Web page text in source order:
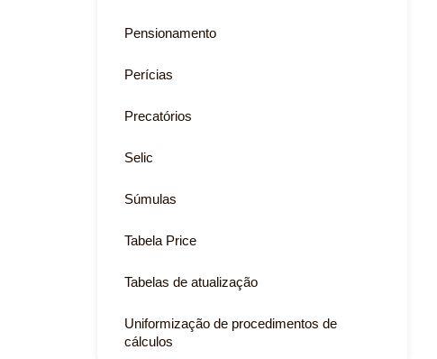
Pensionamento
Perícias
Precatórios
Selic
Súmulas
Tabela Price
Tabelas de atualização
Uniformização de procedimentos de
cálculos